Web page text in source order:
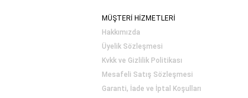
MÜŞTERİ HİZMETLERİ
Hakkımızda
Üyelik Sözleşmesi
Kvkk ve Gizlilik Politikası
Mesafeli Satış Sözleşmesi
Garanti, İade ve İptal Koşulları